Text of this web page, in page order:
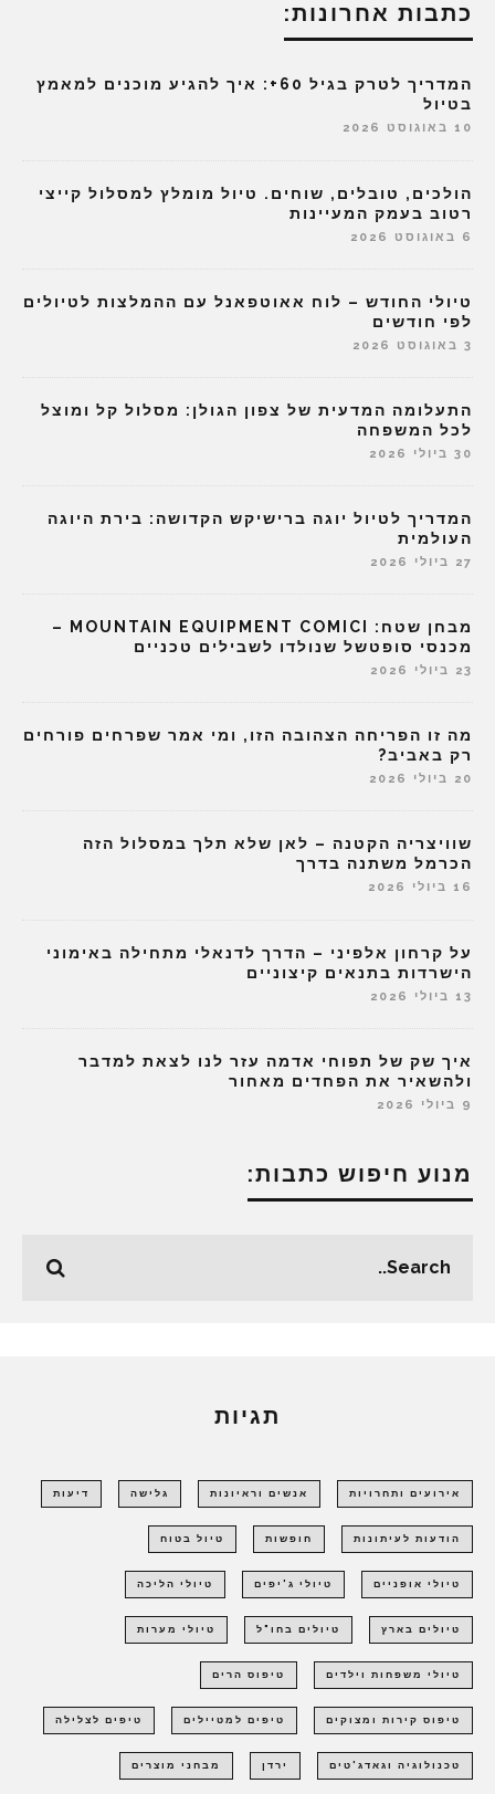
כתבות אחרונות:
המדריך לטרק בגיל 60+: איך להגיע מוכנים למאמץ
בטיול
10 באוגוסט 2026
הולכים, טובלים, שוחים. טיול מומלץ למסלול קייצי
רטוב בעמק המעיינות
6 באוגוסט 2026
טיולי החודש – לוח אאוטפאנל עם ההמלצות לטיולים
לפי חודשים
3 באוגוסט 2026
התעלומה המדעית של צפון הגולן: מסלול קל ומוצל
לכל המשפחה
30 ביולי 2026
המדריך לטיול יוגה ברישיקש הקדושה: בירת היוגה
העולמית
27 ביולי 2026
מבחן שטח: MOUNTAIN EQUIPMENT COMICI –
מכנסי סופטשל שנולדו לשבילים טכניים
23 ביולי 2026
מה זו הפריחה הצהובה הזו, ומי אמר שפרחים פורחים
רק באביב?
20 ביולי 2026
שוויצריה הקטנה – לאן שלא תלך במסלול הזה
הכרמל משתנה בדרך
16 ביולי 2026
על קרחון אלפיני – הדרך לדנאלי מתחילה באימוני
הישרדות בתנאים קיצוניים
13 ביולי 2026
איך שק של תפוחי אדמה עזר לנו לצאת למדבר
ולהשאיר את הפחדים מאחור
9 ביולי 2026
מנוע חיפוש כתבות:
תגיות
אירועים ותחרויות אנשים וראיונות גלישה דיעות
הודעות לעיתונות חופשות טיול בטוח
טיולי אופניים טיולי ג'יפים טיולי הליכה
טיולים בארץ טיולים בחו"ל טיולי מערות
טיולי משפחות וילדים טיפוס הרים
טיפוס קירות ומצוקים טיפים למטיילים טיפים לצלילה
טכנולוגיה וגאדג'טים ירדן מבחני מוצרים